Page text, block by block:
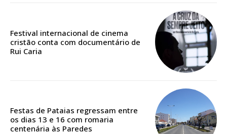
Acesso ao conteúdo online
Acesso aos conteúdos Exclusivos para
assinantes
Festival internacional de cinema
cristão conta com documentário de
Rui Caria
Festas de Pataias regressam entre
os dias 13 e 16 com romaria
centenária às Paredes